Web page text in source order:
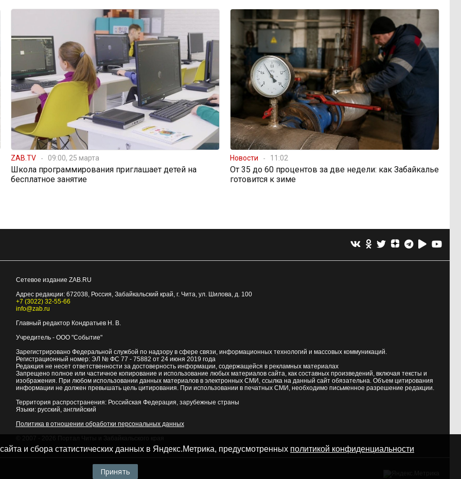
ZAB.TV 09:00, 25 марта
Школа программирования приглашает детей на
бесплатное занятие
Новости 11:02
От 35 до 60 процентов за две недели: как Забайкалье
готовится к зиме
Сетевое издание ZAB.RU
Адрес редакции: 672038, Россия, Забайкальский край, г. Чита, ул. Шилова, д. 100
+7 (3022) 32-55-66
info@zab.ru
Главный редактор Кондратьев Н. В.
Учредитель - ООО "Событие"
Зарегистрировано Федеральной службой по надзору в сфере связи, информационных технологий и массовых коммуникаций.
Регистрационный номер: ЭЛ № ФС 77 - 75882 от 24 июня 2019 года
Редакция не несет ответственности за достоверность информации, содержащейся в рекламных материалах
Запрещено полное или частичное копирование и использование любых материалов сайта, как составных произведений, включая тексты и
изображения. При любом использовании данных материалов в электронных СМИ, ссылка на данный сайт обязательна. Объем цитирования
информации не должен превышать цель цитирования. При использовании в печатных СМИ, необходимо письменное разрешение редакции.
Территория распространения: Российская Федерация, зарубежные страны
Языки: русский, английский
Политика в отношении обработки персональных данных
и сбора статистических данных в Яндекс.Метрика, предусмотренных политикой конфиденциальности
Принять